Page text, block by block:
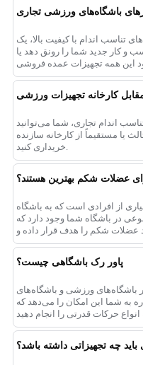
تناسب اندام با کیفیت بالا، یک
و کار جدید شما را رونق دهد یا
اندام تجاری، شما می‌توانید
یا مستقیماً از کارخانه سازنده
عضلات شکم بهترین هستند؟
از افرادی است که به باشگاه
در باشگاه شما وجود دارد که
پاور رک باشگاهی چیست؟
باشگاه‌های ورزشی و باشگاه‌های
به شما این امکان را می‌دهد که
چه تجهیزاتی داشته باشد؟